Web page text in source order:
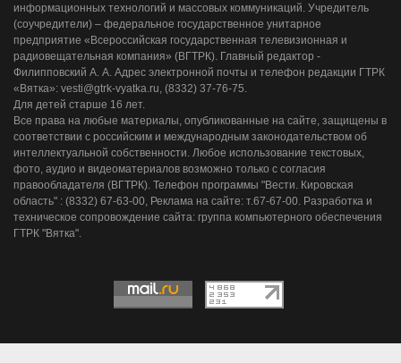
информационных технологий и массовых коммуникаций. Учредитель
(соучредители) – федеральное государственное унитарное
предприятие «Всероссийская государственная телевизионная и
радиовещательная компания» (ВГТРК). Главный редактор -
Филипповский А. А. Адрес электронной почты и телефон редакции ГТРК
«Вятка»: vesti@gtrk-vyatka.ru, (8332) 37-76-75.
Для детей старше 16 лет.
Все права на любые материалы, опубликованные на сайте, защищены в
соответствии с российским и международным законодательством об
интеллектуальной собственности. Любое использование текстовых,
фото, аудио и видеоматериалов возможно только с согласия
правообладателя (ВГТРК). Телефон программы "Вести. Кировская
область" : (8332) 67-63-00, Реклама на сайте: т.67-67-00. Разработка и
техническое сопровождение сайта: группа компьютерного обеспечения
ГТРК "Вятка".